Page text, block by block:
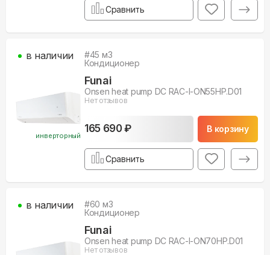
Сравнить
инверторный
#45 м3
Кондиционер
Funai
Onsen heat pump DC RAC-I-ON55HP.D01
Нет отзывов
165 690 ₽ В корзину
в наличии
Сравнить
#60 м3
Кондиционер
Funai
Onsen heat pump DC RAC-I-ON70HP.D01
Нет отзывов
в наличии